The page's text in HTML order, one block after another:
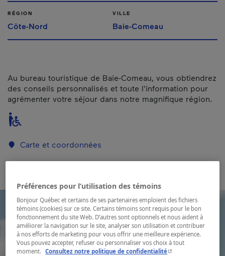
RÉGION
Côte-Nord
VILLE
Baie-Comeau
Au bureau touristique de Baie-Comeau, vous obtiendrez
des conseils personnalisés et toute l'information pour
agrémenter votre séjour dans notre magnifique région.
Carte et coordonnées
Préférences pour l’utilisation des témoins
Bonjour Québec et certains de ses partenaires emploient des fichiers
témoins (cookies) sur ce site. Certains témoins sont requis pour le bon
fonctionnement du site Web. D’autres sont optionnels et nous aident à
améliorer la navigation sur le site, analyser son utilisation et contribuer
à nos efforts de marketing pour vous offrir une meilleure expérience.
Vous pouvez accepter, refuser ou personnaliser vos choix à tout
moment. Consultez notre politique de confidentialité- Cet hyperlien